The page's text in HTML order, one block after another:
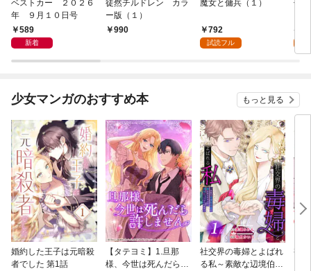
ベストカー ２０２６
年 ９月１０日号
589
新着
徒然チルドレン カラ
ー版（１）
990
魔女と傭兵（１）
792
試読フル
信
か
ガ
９
『
（
少女マンガのおすすめ本 もっと見る
婚約した王子は元暗殺
者でした 第1話
【タテヨミ】1.旦那
様、今世は死んだら許
社交界の毒婦とよばれ
る私～素敵な辺境伯令
視